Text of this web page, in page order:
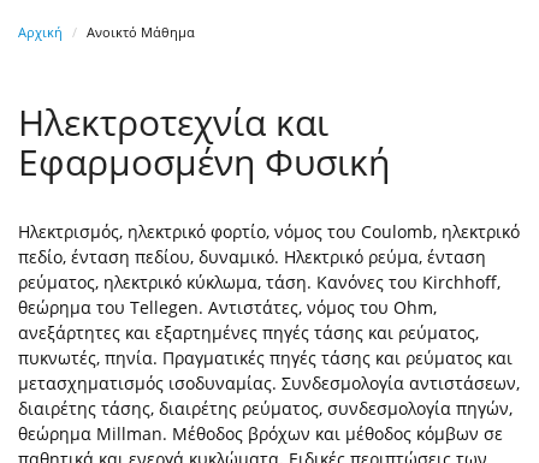
Αρχική Ανοικτό Μάθημα
Ηλεκτροτεχνία και
Εφαρμοσμένη Φυσική
Ηλεκτρισμός, ηλεκτρικό φορτίο, νόμος του Coulomb, ηλεκτρικό
πεδίο, ένταση πεδίου, δυναμικό. Ηλεκτρικό ρεύμα, ένταση
ρεύματος, ηλεκτρικό κύκλωμα, τάση. Κανόνες του Kirchhoff,
θεώρημα του Tellegen. Αντιστάτες, νόμος του Ohm,
ανεξάρτητες και εξαρτημένες πηγές τάσης και ρεύματος,
πυκνωτές, πηνία. Πραγματικές πηγές τάσης και ρεύματος και
μετασχηματισμός ισοδυναμίας. Συνδεσμολογία αντιστάσεων,
διαιρέτης τάσης, διαιρέτης ρεύματος, συνδεσμολογία πηγών,
θεώρημα Millman. Μέθοδος βρόχων και μέθοδος κόμβων σε